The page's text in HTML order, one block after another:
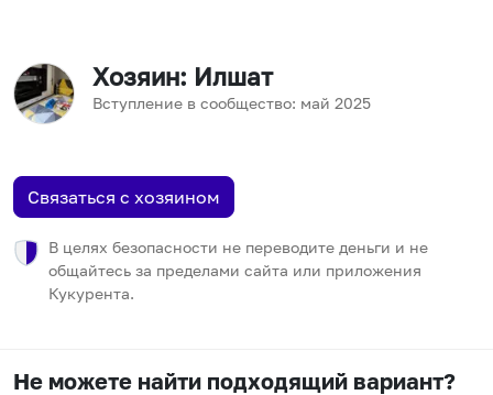
Хозяин: Илшат
Вступление в сообщество: май 2025
Связаться с хозяином
В целях безопасности не переводите деньги и не
общайтесь за пределами сайта или приложения
Кукурента.
Не можете найти подходящий вариант?